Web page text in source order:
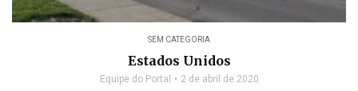
SEM CATEGORIA
Estados Unidos
Equipe do Portal 2 de abril de 2020